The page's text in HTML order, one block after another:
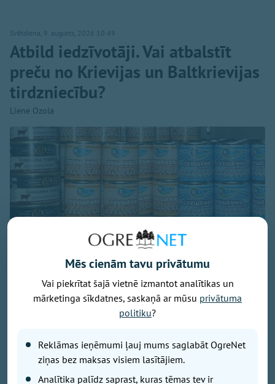
Svētdiena, 9. augusts, 2026 10:49
Atbild iedzīvotāji. Vai atbalstīt
preču no Krievijas un Baltkrievijas
tirdzniecību?
Liene Ozola
Foto: pixabay.com/Liene Ozola
Saeima jūlija beigās pieņēma Ārlietu likuma
aizliegumu atsevišķām Krievijas un Baltkrievijas
izcelsmes rūpniecības precēm, tostarp grāmatām,
laikrakstiem, videospēlēm, sporta precēm,
Mēs cienām tavu privātumu
Vai piekrītat šajā vietnē izmantot analītikas un
mārketinga sīkdatnes, saskaņā ar mūsu privātuma
politiku?
Reklāmas ieņēmumi ļauj mums saglabāt OgreNet
ziņas bez maksas visiem lasītājiem.
Analītika palīdz saprast, kuras tēmas tev ir